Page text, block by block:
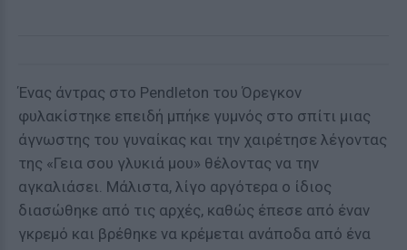
Ένας άντρας στο Pendleton του Όρεγκον
φυλακίστηκε επειδή μπήκε γυμνός στο σπίτι μιας
άγνωστης του γυναίκας και την χαιρέτησε λέγοντας
της «Γεια σου γλυκιά μου» θέλοντας να την
αγκαλιάσει. Μάλιστα, λίγο αργότερα ο ίδιος
διασώθηκε από τις αρχές, καθώς έπεσε από έναν
γκρεμό και βρέθηκε να κρέμεται ανάποδα από ένα